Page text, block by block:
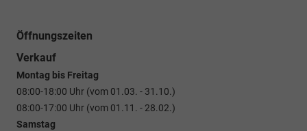
Öffnungszeiten
Verkauf
Montag bis Freitag
08:00-18:00 Uhr (vom 01.03. - 31.10.)
08:00-17:00 Uhr (vom 01.11. - 28.02.)
Samstag